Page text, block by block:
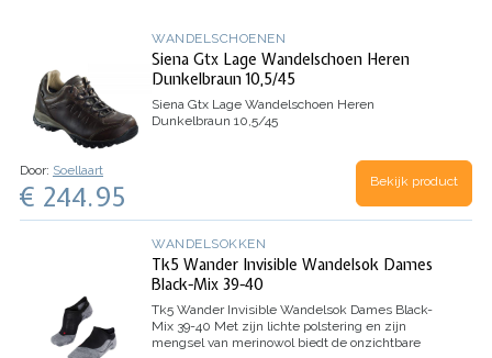
WANDELSCHOENEN
Siena Gtx Lage Wandelschoen Heren
Dunkelbraun 10,5/45
Siena Gtx Lage Wandelschoen Heren
Dunkelbraun 10,5/45
Door: Soellaart
€ 244.95 Bekijk product
WANDELSOKKEN
Tk5 Wander Invisible Wandelsok Dames
Black-Mix 39-40
Tk5 Wander Invisible Wandelsok Dames Black-
Mix 39-40 Met zijn lichte polstering en zijn
mengsel van merinowol biedt de onzichtbare